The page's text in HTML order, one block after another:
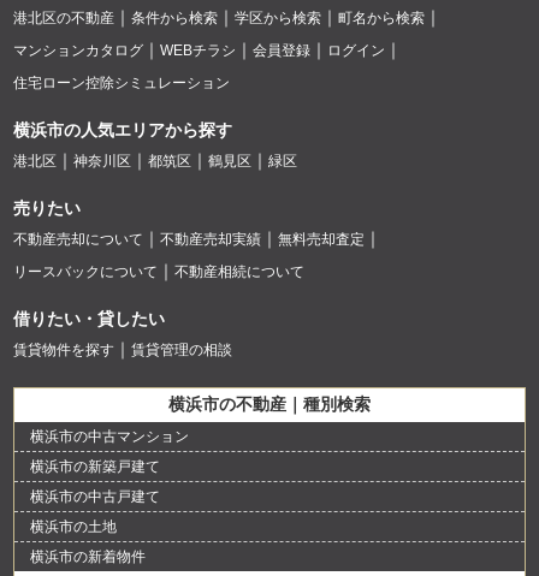
港北区の不動産 条件から検索 学区から検索
町名から検索
マンションカタログ
WEBチラシ 会員登録
ログイン
住宅ローン控除シミュレーション
横浜市の人気エリアから探す
港北区 神奈川区 都筑区 鶴見区 緑区
売りたい
不動産売却について 不動産売却実績
無料売却査定
リースバックについて
不動産相続について
借りたい・貸したい
賃貸物件を探す 賃貸管理の相談
横浜市の不動産｜種別検索
横浜市の中古マンション
横浜市の新築戸建て
横浜市の中古戸建て
横浜市の土地
横浜市の新着物件